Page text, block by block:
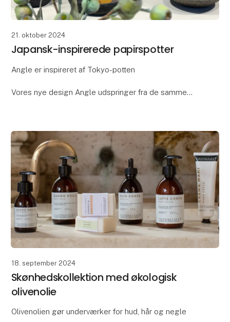
21. oktober 2024
Japansk-inspirerede papirspotter
Angle er inspireret af Tokyo-potten
Vores nye design Angle udspringer fra de samme
18. september 2024
Skønhedskollektion med økologisk
olivenolie
Olivenolien gør underværker for hud, hår og negle